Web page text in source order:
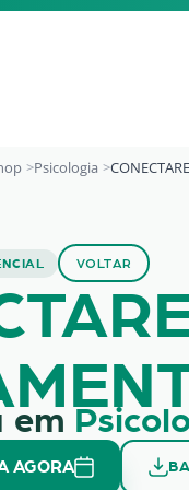
Psicologia
VOLTAR
em
AGORA